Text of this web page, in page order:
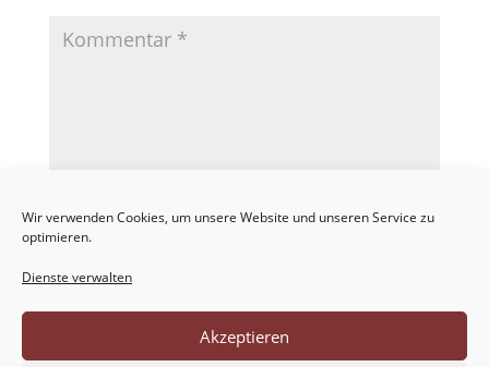
Wir verwenden Cookies, um unsere Website und unseren Service zu
optimieren.
Dienste verwalten
Akzeptieren